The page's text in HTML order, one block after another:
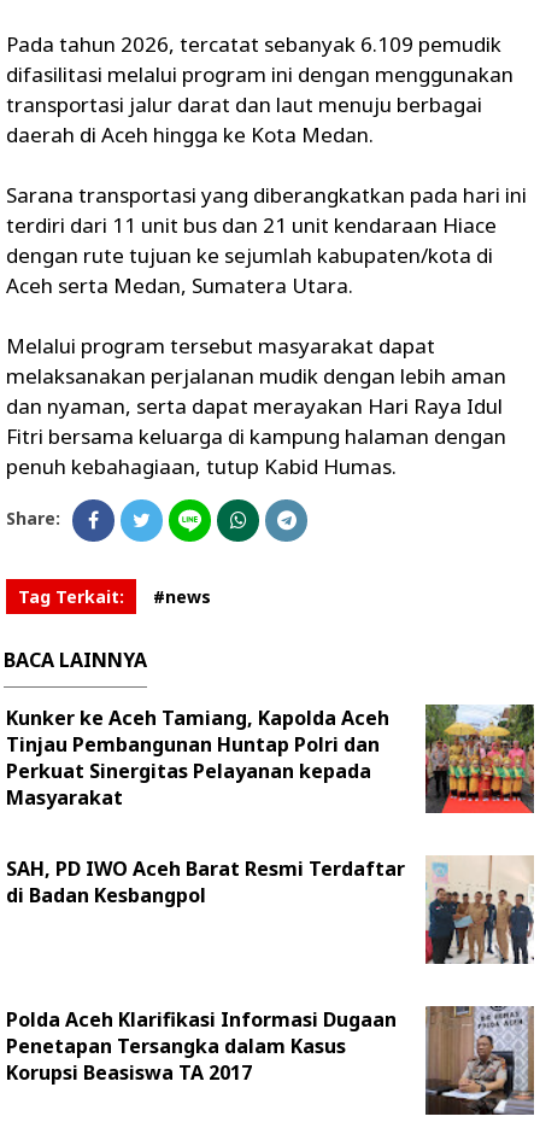
Pada tahun 2026, tercatat sebanyak 6.109 pemudik
difasilitasi melalui program ini dengan menggunakan
transportasi jalur darat dan laut menuju berbagai
daerah di Aceh hingga ke Kota Medan.
Sarana transportasi yang diberangkatkan pada hari ini
terdiri dari 11 unit bus dan 21 unit kendaraan Hiace
dengan rute tujuan ke sejumlah kabupaten/kota di
Aceh serta Medan, Sumatera Utara.
Melalui program tersebut masyarakat dapat
melaksanakan perjalanan mudik dengan lebih aman
dan nyaman, serta dapat merayakan Hari Raya Idul
Fitri bersama keluarga di kampung halaman dengan
penuh kebahagiaan, tutup Kabid Humas.
Share:
Tag Terkait: #news
BACA LAINNYA
Kunker ke Aceh Tamiang, Kapolda Aceh
Tinjau Pembangunan Huntap Polri dan
Perkuat Sinergitas Pelayanan kepada
Masyarakat
SAH, PD IWO Aceh Barat Resmi Terdaftar
di Badan Kesbangpol
Polda Aceh Klarifikasi Informasi Dugaan
Penetapan Tersangka dalam Kasus
Korupsi Beasiswa TA 2017